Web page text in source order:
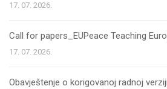
17. 07. 2026.
Call for papers_EUPeace Teaching
17. 07. 2026.
Obavještenje o korigovanoj radnoj